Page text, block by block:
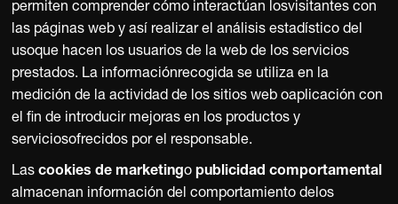
permiten comprender cómo interactúan losvisitantes con
las páginas web y así realizar el análisis estadístico del
usoque hacen los usuarios de la web de los servicios
prestados. La informaciónrecogida se utiliza en la
medición de la actividad de los sitios web oaplicación con
el fin de introducir mejoras en los productos y
serviciosofrecidos por el responsable.
Lascookies de marketingo publicidad comportamental
almacenan información del comportamiento delos